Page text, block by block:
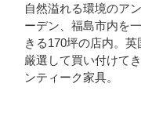
自然溢れる環境のア
ーデン、福島市内を
きる170坪の店内。英
厳選して買い付けて
ンティーク家具。